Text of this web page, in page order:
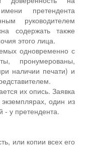
претендента
руководителем
содержать также
этого лица.
одновременно с
пронумерованы,
наличии печати) и
их опись. Заявка
один из
- у претендента.
или копии всех его